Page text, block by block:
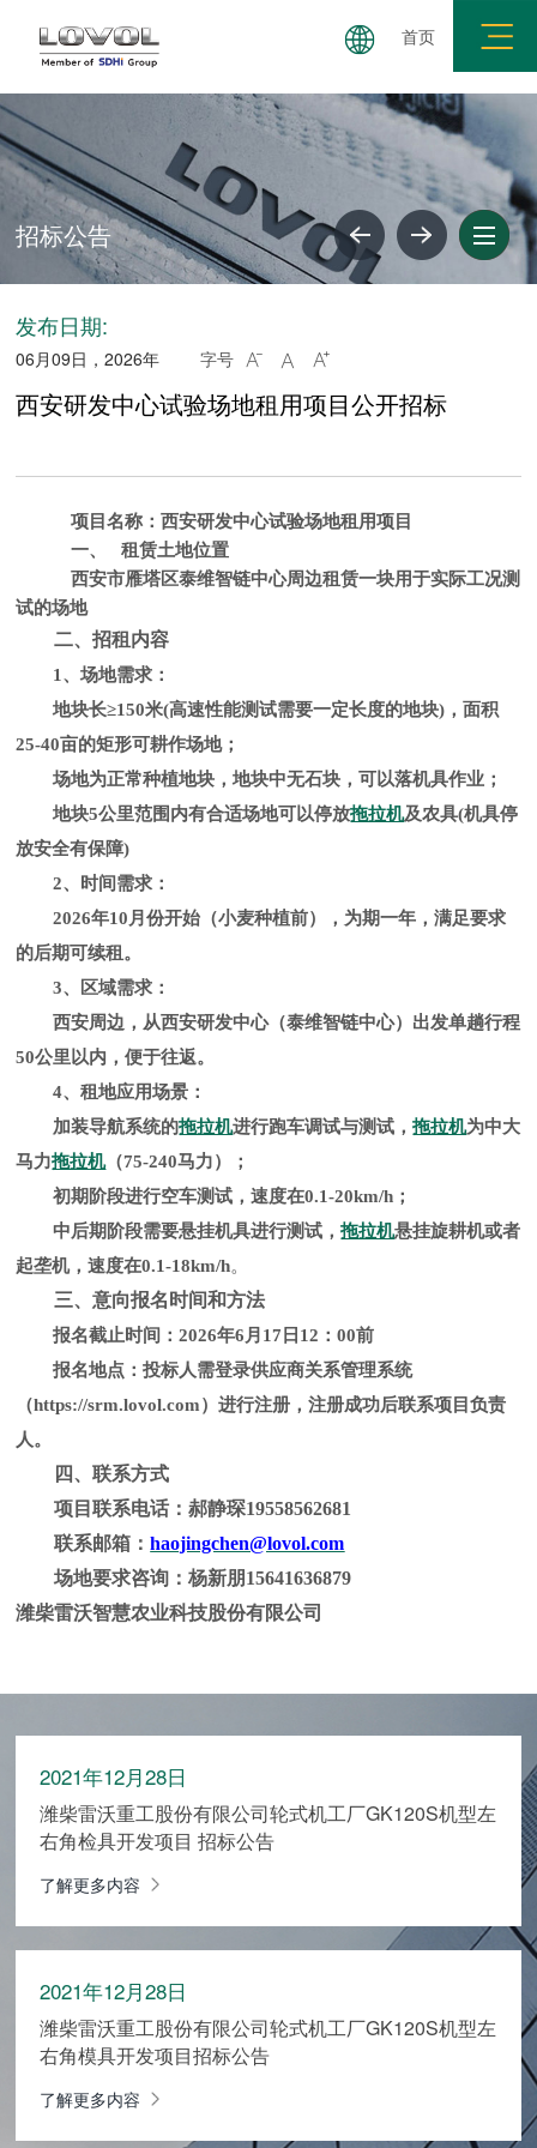
首页
集团简介 公司简介 企业文化 企业荣誉 社
招标公告
发布日期:
06月09日，2026年 字号   
西安研发中心试验场地租用项目公开招标
项目名称：西安研发中心试验场地租用项目
一、
租赁土地位置
西安市雁塔区泰维智链中心周边租赁一块用于实际工况测
试的场地
二、招租内容
1、场地需求：
地块长≥150米(高速性能测试需要一定长度的地块)，面积
25-40亩的矩形可耕作场地；
场地为正常种植地块，地块中无石块，可以落机具作业；
地块5公里范围内有合适场地可以停放拖拉机及农具(机具停
放安全有保障)
2、 时间需求：
2026年10月份开始（小麦种植前），为期一年，满足要求
的后期可续租。
3、 区域需求：
西安周边，从西安研发中心（泰维智链中心）出发单趟行程
50公里以内，便于往返。
4、租地应用场景：
加装导航系统的拖拉机进行跑车调试与测试，拖拉机为中大
马力拖拉机（75-240马力）；
初期阶段进行空车测试，速度在0.1-20km/h；
中后期阶段需要悬挂机具进行测试，拖拉机悬挂旋耕机或者
起垄机，速度在0.1-18km/h。
三、意向报名时间和方法
报名截止时间：2026年6月 17 日 12：00前
报名地点：投标人需登录供应商关系管理系统
（https://srm.lovol.com）进行注册，注册成功后联系项目负责
人。
四、联系方式
项目联系电话：郝静琛19558562681
联系邮箱：haojingchen@lovol.com
场地要求咨询：杨新朋15641636879
潍柴雷沃智慧农业科技股份有限公司
2021年12月28日
潍柴雷沃重工股份有限公司轮式机工厂GK120S机型左
右角检具开发项目 招标公告
了解更多内容
2021年12月28日
潍柴雷沃重工股份有限公司轮式机工厂GK120S机型左
右角模具开发项目招标公告
了解更多内容